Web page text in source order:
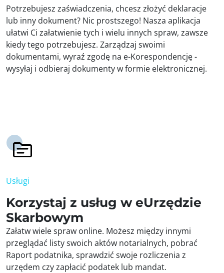
Potrzebujesz zaświadczenia, chcesz złożyć deklaracje
lub inny dokument? Nic prostszego! Nasza aplikacja
ułatwi Ci załatwienie tych i wielu innych spraw, zawsze
kiedy tego potrzebujesz. Zarządzaj swoimi
dokumentami, wyraź zgodę na e-Korespondencję -
wysyłaj i odbieraj dokumenty w formie elektronicznej.
Usługi
Korzystaj z usług w eUrzędzie
Skarbowym
Załatw wiele spraw online. Możesz między innymi
przeglądać listy swoich aktów notarialnych, pobrać
Raport podatnika, sprawdzić swoje rozliczenia z
urzędem czy zapłacić podatek lub mandat.